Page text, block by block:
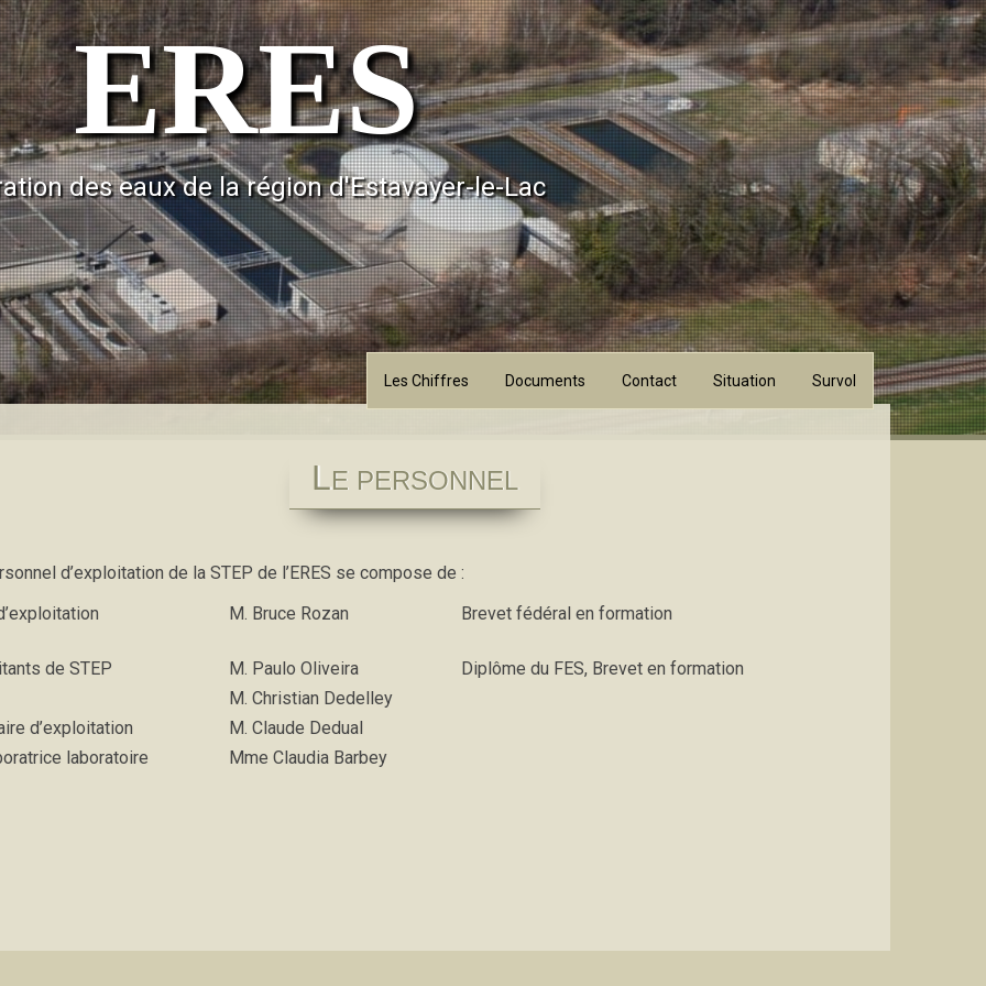
ERES
des eaux de la région d'Estavayer-le-Lac
Les Chiffres Documents Contact Situation Survol
LE PERSONNEL
d’exploitation de la STEP de l’ERES se compose de :
M. Bruce Rozan Brevet fédéral en formation
de STEP M. Paulo Oliveira
Diplôme du FES, Brevet en formation
M. Christian Dedelley
d’exploitation
M. Claude Dedual
laboratoire
Mme Claudia Barbey